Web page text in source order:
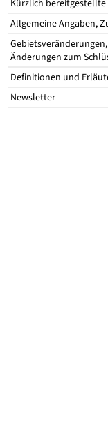
Kürzlich bereitgestellte
Allgemeine Angaben,
Gebietsveränderungen,
Änderungen zum
Definitionen und
Newsletter